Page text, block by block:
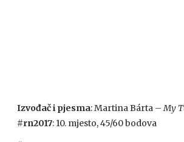
Izvođač i pjesma: Martina Bárta –My
#rn2017: 10. mjesto, 45/60 bodova